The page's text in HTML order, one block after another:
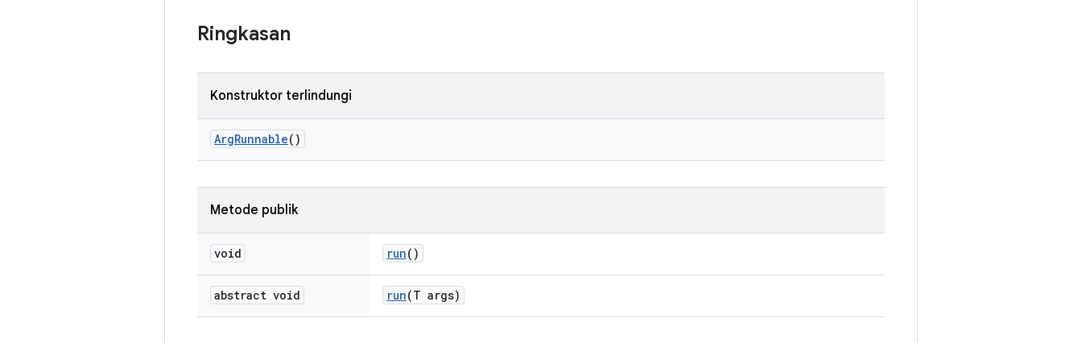
Ringkasan
Konstruktor terlindungi
ArgRunnable()
Metode publik
void run()
abstract void run(T args)